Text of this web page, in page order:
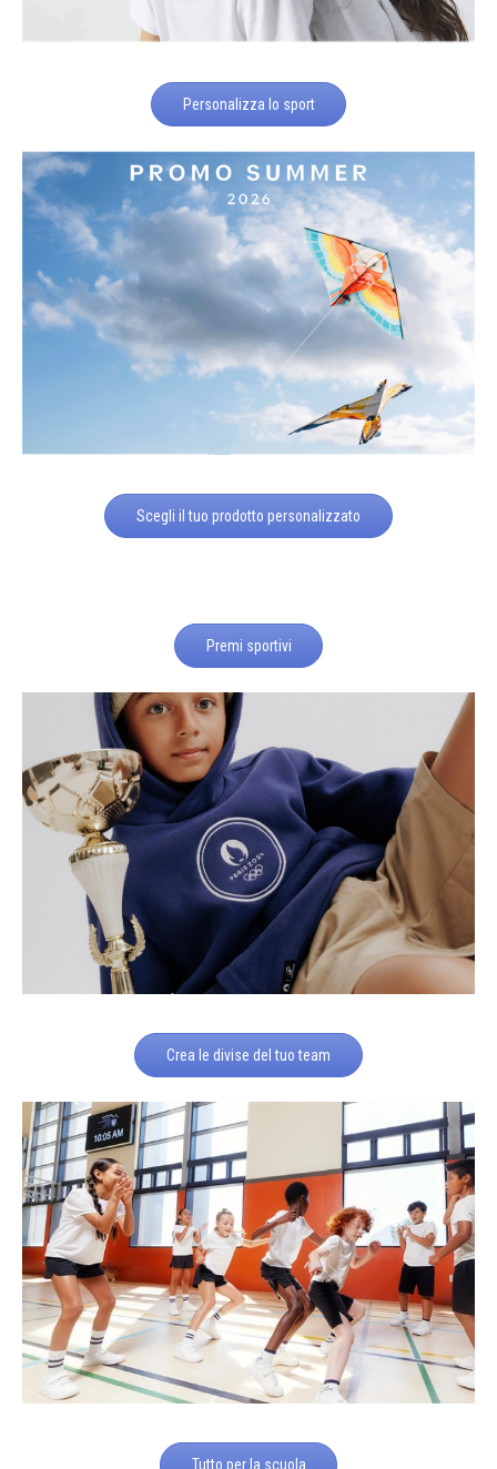
Personalizza lo sport
Scegli il tuo prodotto personalizzato
Premi sportivi
Crea le divise del tuo team
Tutto per la scuola